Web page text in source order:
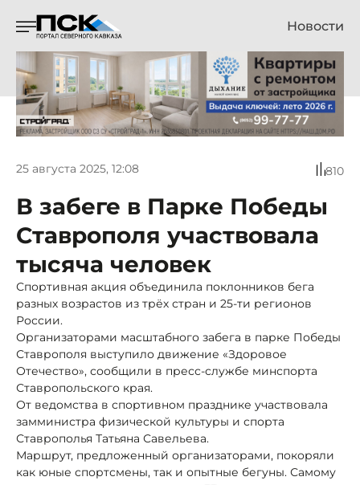
Новости
25 августа 2025, 12:08 810
В забеге в Парке Победы
Ставрополя участвовала
тысяча человек
Спортивная акция объединила поклонников бега
разных возрастов из трёх стран и 25-ти регионов
России.
Организаторами масштабного забега в парке Победы
Ставрополя выступило движение «Здоровое
Отечество», сообщили в пресс-службе минспорта
Ставропольского края.
От ведомства в спортивном празднике участвовала
замминистра физической культуры и спорта
Ставрополья Татьяна Савельева.
Маршрут, предложенный организаторами, покоряли
как юные спортсмены, так и опытные бегуны. Самому